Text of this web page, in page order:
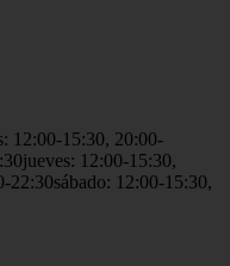
12:00-15:30, 20:00-
12:00-15:30,
22:30sábado: 12:00-15:30,